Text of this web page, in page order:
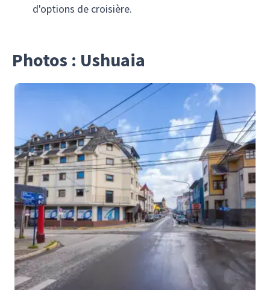
d'options de croisière.
Photos : Ushuaia